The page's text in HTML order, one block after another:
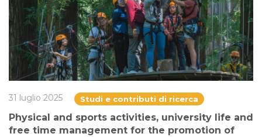
31 luglio 2025 Studi e contributi di ricerca
Physical and sports activities, university life and
free time management for the promotion of